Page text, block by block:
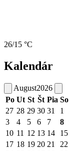
26/15 °C
Kalendár
August2026
Po Ut St Št Pia So
27 28 29 30 31 1
3
4 5 6 7 8
10 11 12 13 14 15
17 18 19 20 21 22